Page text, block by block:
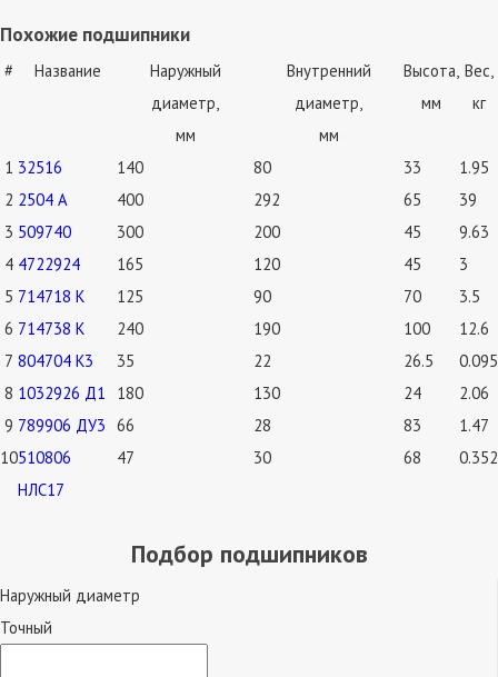
Похожие подшипники
# Название
Наружный
диаметр,
мм
Внутренний
диаметр,
мм
Высота,
мм
Вес,
кг
1 32516 140 80 33
1.95
2 2504 А 400 292 65
39
3 509740 300 200 45
9.63
4 4722924 165 120 45
3
5 714718 К 125 90 70
3.5
6 714738 К 240 190 100
12.6
7 804704 К3 35 22 26.5
0.095
8 1032926 Д1 180 130 24
2.06
9 789906 ДУ3 66 28 83
1.47
10510806
НЛС17
47 30 68 0.352
Подбор подшипников
Наружный диаметр
Точный